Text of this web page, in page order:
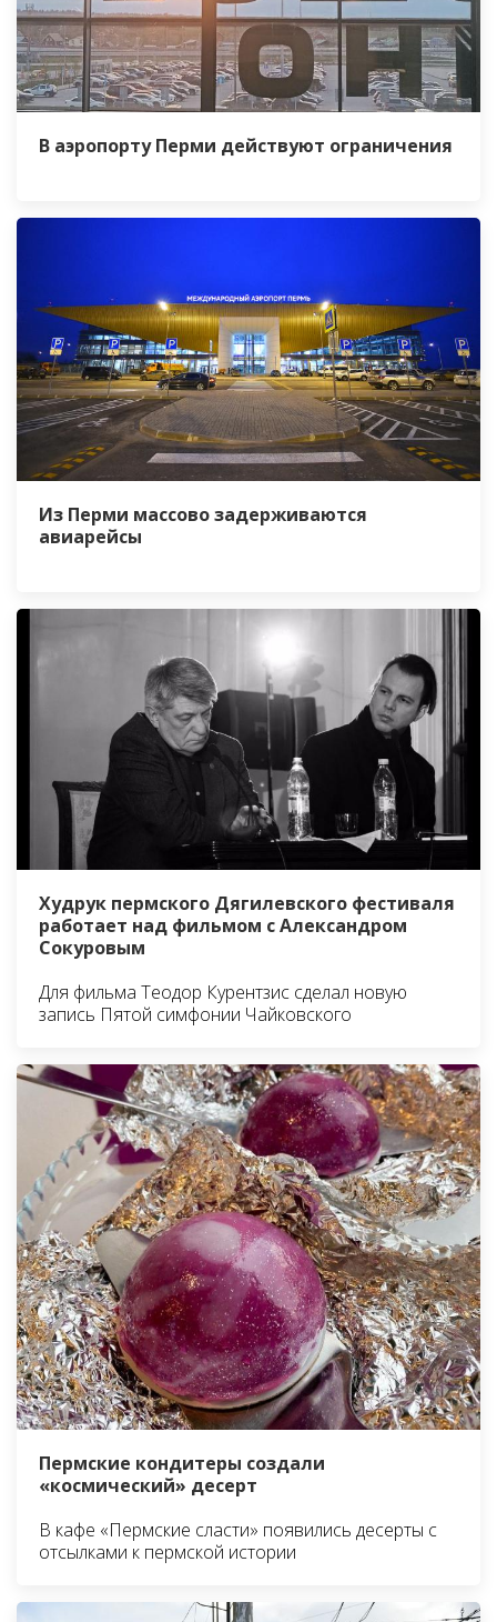
В аэропорту Перми действуют ограничения
Из Перми массово задерживаются
авиарейсы
Худрук пермского Дягилевского фестиваля
работает над фильмом с Александром
Сокуровым
Для фильма Теодор Курентзис сделал новую
запись Пятой симфонии Чайковского
Пермские кондитеры создали
«космический» десерт
В кафе «Пермские сласти» появились десерты с
отсылками к пермской истории